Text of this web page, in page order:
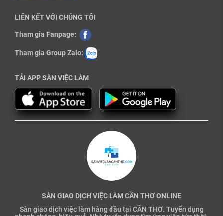
LIÊN KẾT VỚI CHÚNG TÔI
Tham gia Fanpage:
Tham gia Group Zalo:
TẢI APP SÀN VIỆC LÀM
SÀN GIAO DỊCH VIỆC LÀM CẦN THƠ ONLINE
Sàn giao dịch việc làm hàng đầu tại CẦN THƠ. Tuyển dụng